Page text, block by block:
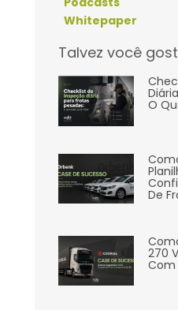
Whitepaper
Talvez você
O
De
270
Com